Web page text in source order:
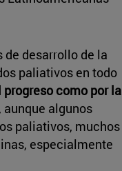
de desarrollo de la
paliativos en todo
como por la
algunos
paliativos, muchos
especialmente